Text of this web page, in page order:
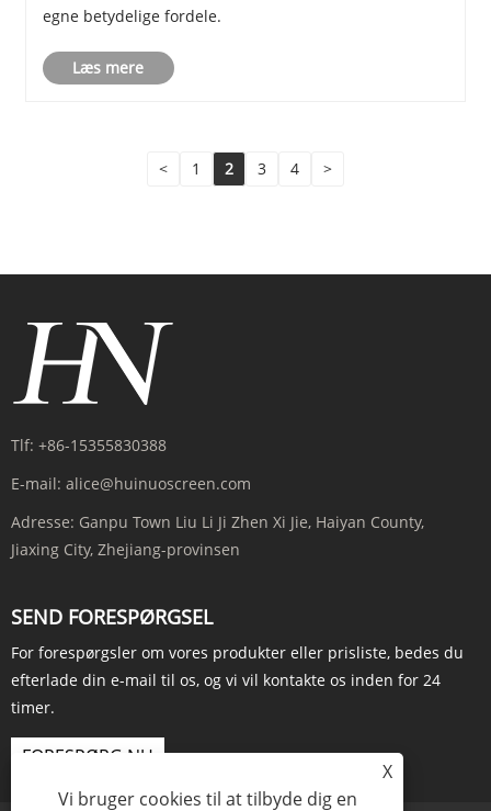
egne betydelige fordele.
Læs mere
< 1 2 3 4 >
Tlf: +86-15355830388
E-mail: alice@huinuoscreen.com
Adresse: Ganpu Town Liu Li Ji Zhen Xi Jie, Haiyan County,
Jiaxing City, Zhejiang-provinsen
SEND FORESPØRGSEL
For forespørgsler om vores produkter eller prisliste, bedes du
efterlade din e-mail til os, og vi vil kontakte os inden for 24
timer.
FORESPØRG NU
X
Vi bruger cookies til at tilbyde dig en